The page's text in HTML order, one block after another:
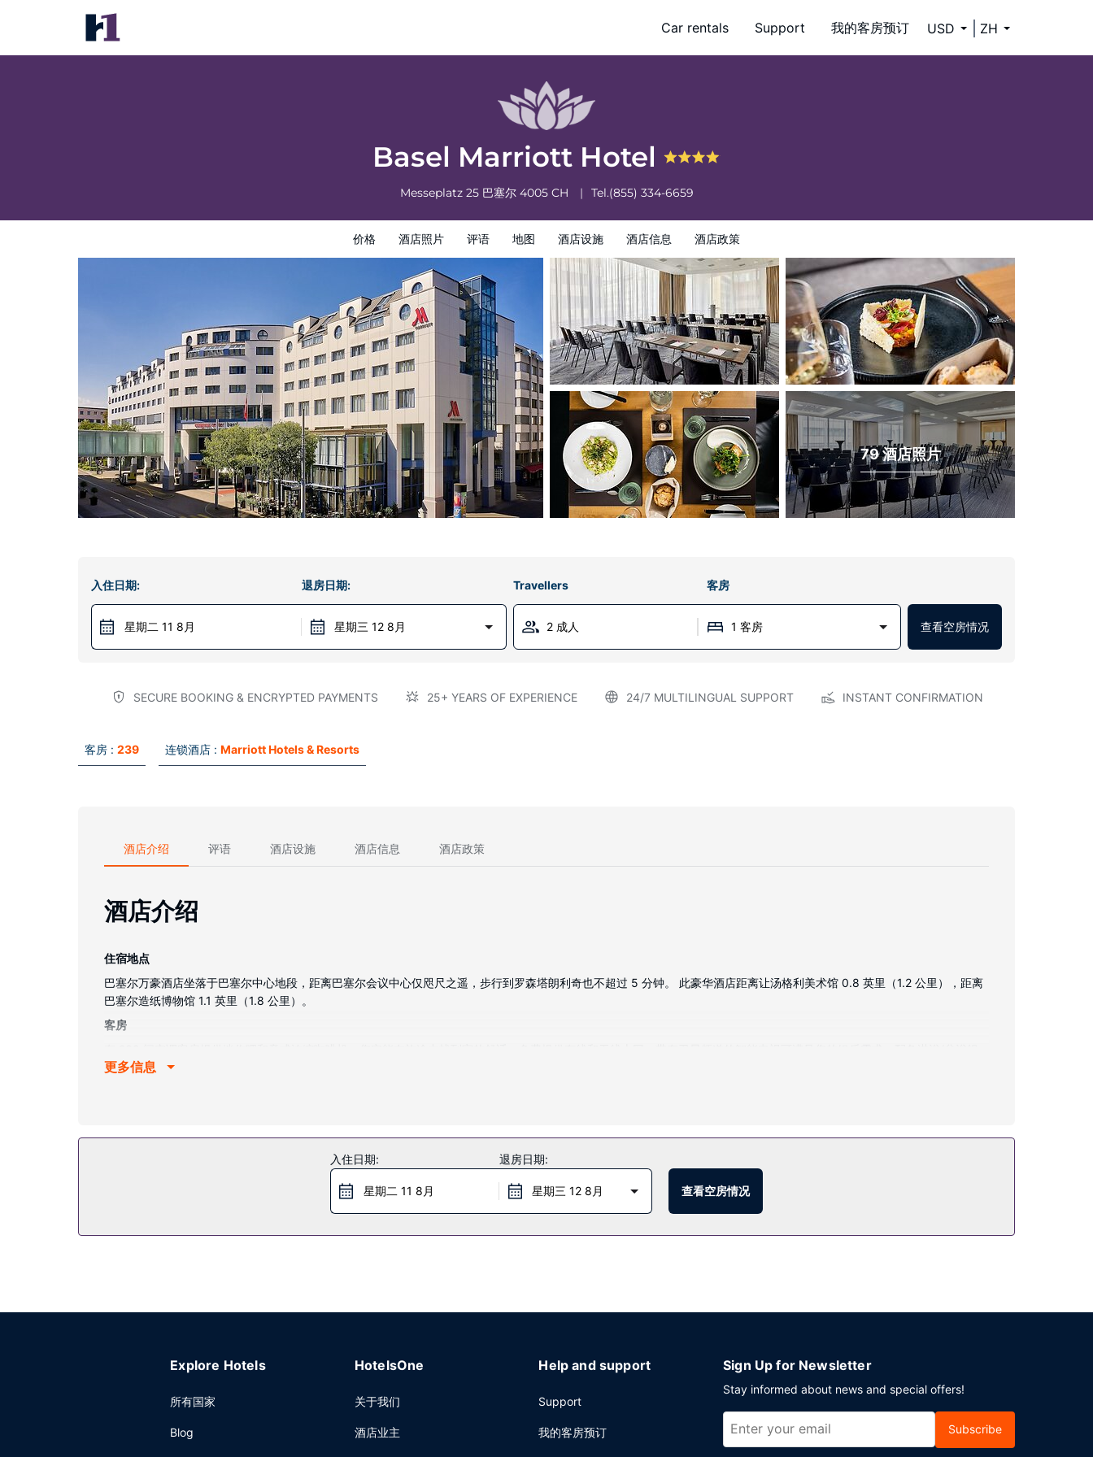
Car rentals Support 我的客房预订 USD ZH
Basel Marriott Hotel
Messeplatz 25 巴塞尔 4005 CH Tel.(855) 334-6659
价格 酒店照片 评语 地图 酒店设施 酒店信息 酒店政策
Basel Marriott Hotel
价格 酒店照片
79 酒店照片
入住日期:
星期二 11 8月
退房日期:
星期三 12 8月
Travellers 客房
2 成人 1 客房 查看空房情况
SECURE BOOKING & ENCRYPTED PAYMENTS 25+ YEARS OF EXPERIENCE 24/7 MULTILINGUAL SUPPORT INSTANT CONFIRMATION
客房 : 239 连锁酒店 : Marriott Hotels & Resorts
酒店介绍 评语 酒店设施 酒店信息 酒店政策
酒店介绍
住宿地点
巴塞尔万豪酒店坐落于巴塞尔中心地段，距离巴塞尔会议中心仅咫尺之遥，步行到罗森塔朗利奇也不超过 5 分钟。 此豪华酒店距离让汤格利美术馆 0.8 英里（1.2 公里），距离
巴塞尔造纸博物馆 1.1 英里（1.8 公里）。
客房
合的私人浴室提供名牌洗护用品和吹风机。便利设施包括电话，以及可存放笔记本电脑的保险箱和书桌。
餐厅
您可以到餐厅享用一顿美餐；也可以去咖啡馆吃些点心。或者可以待在房间里，享受酒店的部分时段客房送餐服务。您可以到酒吧/酒廊，点一杯喜欢的饮品，畅饮一番。每天
更多信息
入住日期:
星期二 11 8月
退房日期:
星期三 12 8月 查看空房情况
Explore Hotels
所有国家
Blog
HotelsOne
关于我们
酒店业主
Help and support
Support
我的客房预订
Sign Up for Newsletter
Stay informed about news and special offers!
Subscribe